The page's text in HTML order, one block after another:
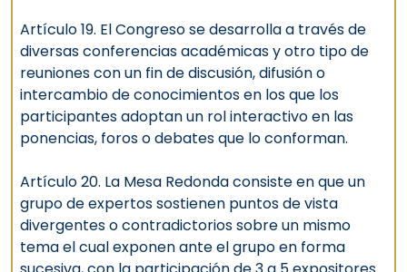
Artículo 19. El Congreso se desarrolla a través de
diversas conferencias académicas y otro tipo de
reuniones con un fin de discusión, difusión o
intercambio de conocimientos en los que los
participantes adoptan un rol interactivo en las
ponencias, foros o debates que lo conforman.
Artículo 20. La Mesa Redonda consiste en que un
grupo de expertos sostienen puntos de vista
divergentes o contradictorios sobre un mismo
tema el cual exponen ante el grupo en forma